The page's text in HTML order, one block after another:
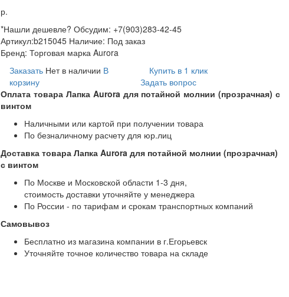
р.
*Нашли дешевле? Обсудим: +7(903)283-42-45
Артикул:b215045 Наличие: Под заказ
Бренд: Торговая марка Aurora
Заказать Нет в наличии В
корзину
Купить в 1 клик
Задать вопрос
Оплата товара Лапка Aurora для потайной молнии (прозрачная) с
винтом
Наличными или картой при получении товара
По безналичному расчету для юр.лиц
Доставка товара Лапка Aurora для потайной молнии (прозрачная)
с винтом
По Москве и Московской области 1-3 дня,
стоимость доставки уточняйте у менеджера
По России - по тарифам и срокам транспортных компаний
Самовывоз
Бесплатно из магазина компании в г.Егорьевск
Уточняйте точное количество товара на складе